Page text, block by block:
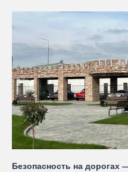
Безопасность на дорогах